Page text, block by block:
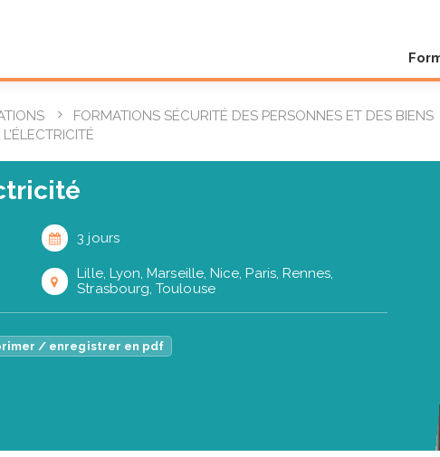
FORMATIONS SÉCURITÉ DES PERSONNES ET DES BIENS
3 jours
Lille, Lyon, Marseille, Nice, Paris, Rennes,
Strasbourg, Toulouse
/ enregistrer en pdf